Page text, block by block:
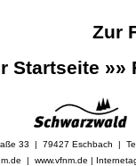
Zur
Startseite »»
33 | 79427 Eschbach |
| www.vfnm.de |